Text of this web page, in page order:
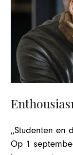
,,Studenten en
Op 1